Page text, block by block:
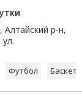
Алтайский р-н,
Футбол